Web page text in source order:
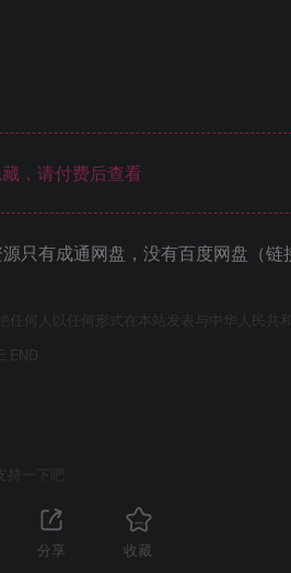
，请付费后查看
只有成通网盘，没有百度网盘（链
何人以任何形式在本站发表与中华人民共
END
持一下吧
分享 收藏